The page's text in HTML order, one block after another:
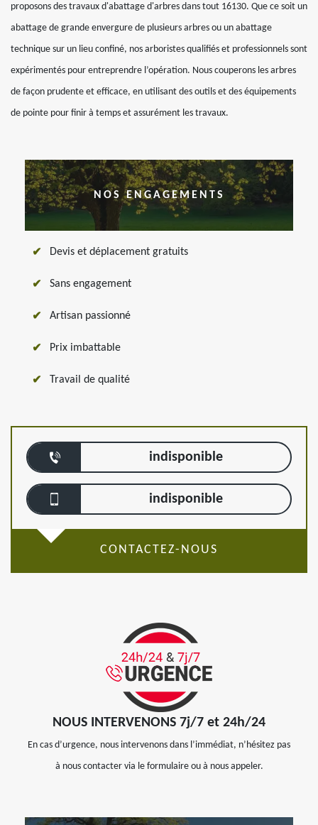
proposons des travaux d'abattage d'arbres dans tout 16130. Que ce soit un
abattage de grande envergure de plusieurs arbres ou un abattage
technique sur un lieu confiné, nos arboristes qualifiés et professionnels sont
expérimentés pour entreprendre l’opération. Nous couperons les arbres
de façon prudente et efficace, en utilisant des outils et des équipements
de pointe pour finir à temps et assurément les travaux.
NOS ENGAGEMENTS
Devis et déplacement gratuits
Sans engagement
Artisan passionné
Prix imbattable
Travail de qualité
indisponible
indisponible
CONTACTEZ-NOUS
NOUS INTERVENONS 7j/7 et 24h/24
En cas d’urgence, nous intervenons dans l’immédiat, n’hésitez pas
à nous contacter via le formulaire ou à nous appeler.